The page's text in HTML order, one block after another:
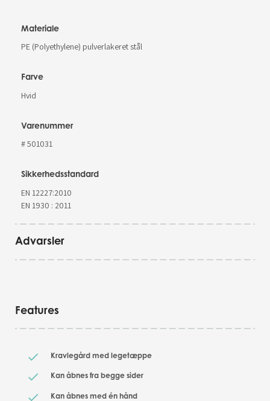
Materiale
PE (Polyethylene) pulverlakeret stål
Farve
Hvid
Varenummer
# 501031
Sikkerhedsstandard
EN 12227:2010
EN 1930 : 2011
Advarsler
Features
Kravlegård med legetæppe
Kan åbnes fra begge sider
Kan åbnes med én hånd